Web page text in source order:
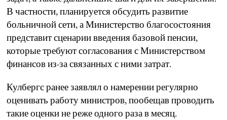
В частности, планируется обсудить развитие
больничной сети, а Министерство благосостояния
представит сценарии введения базовой пенсии,
которые требуют согласования с Министерством
финансов из-за связанных с ними затрат.
Кулбергс ранее заявлял о намерении регулярно
оценивать работу министров, пообещав проводить
такие оценки не реже одного раза в месяц.